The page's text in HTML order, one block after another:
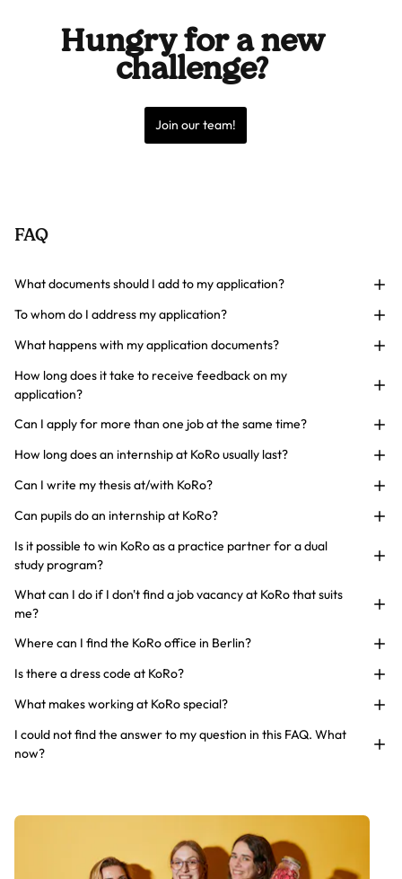
Hungry for a new
challenge?
Join our team!
FAQ
What documents should I add to my application?
To whom do I address my application?
What happens with my application documents?
How long does it take to receive feedback on my
application?
Can I apply for more than one job at the same time?
How long does an internship at KoRo usually last?
Can I write my thesis at/with KoRo?
Can pupils do an internship at KoRo?
Is it possible to win KoRo as a practice partner for a dual
study program?
What can I do if I don't find a job vacancy at KoRo that suits
me?
Where can I find the KoRo office in Berlin?
Is there a dress code at KoRo?
What makes working at KoRo special?
I could not find the answer to my question in this FAQ. What
now?